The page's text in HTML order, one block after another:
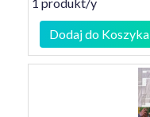
Dodaj do Koszyka